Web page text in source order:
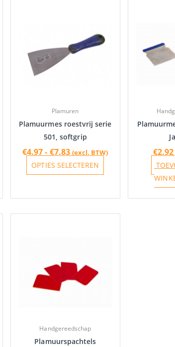
Plamuren
Plamuurmes roestvrij serie
501, softgrip
€4.97 - €7.83 (excl. BTW)
OPTIES SELECTEREN
meerdere
productpagina€2.92
Handgereedschap
Plamuurspachtels